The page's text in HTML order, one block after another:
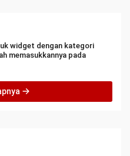
widget dengan kategori
memasukkannya pada